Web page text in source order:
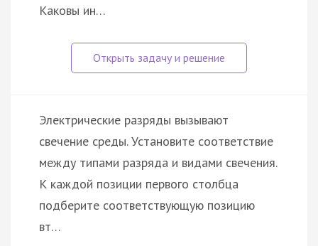
Каковы ин…
Электрические разряды вызывают
свечение среды. Установите соответствие
между типами разряда и видами свечения.
К каждой позиции первого столбца
подберите соответствующую позицию
вт…